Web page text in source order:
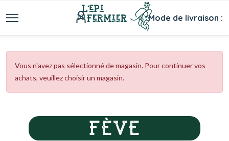
Mode de livraison :
Vous n'avez pas sélectionné de magasin. Pour continuer vos
achats, veuillez choisir un magasin.
FÈVE